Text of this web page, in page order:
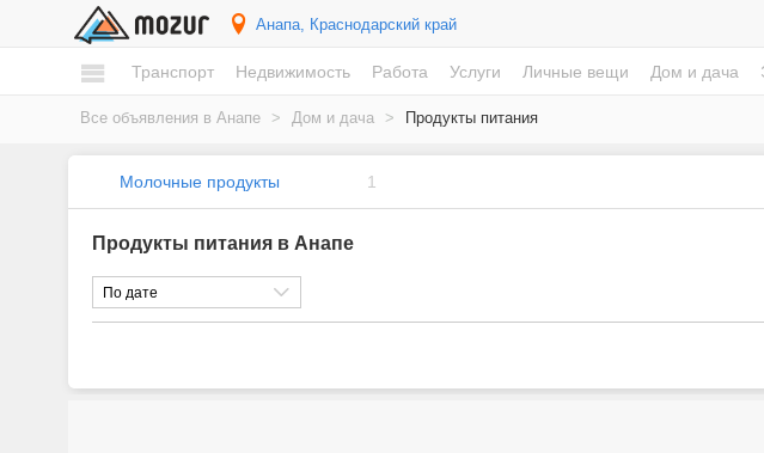
Анапа, Краснодарский край
Транспорт Недвижимость Работа Услуги Личные вещи Дом и дача
Все объявления в Анапе > Дом и дача > Продукты питания
Молочные продукты 1
Продукты питания в Анапе
По дате